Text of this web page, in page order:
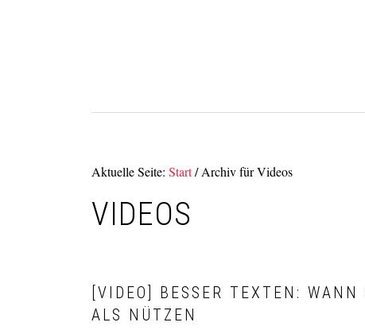
Aktuelle Seite:Start/Archiv für Videos
VIDEOS
[VIDEO] BESSER TEXTEN:
ALS NÜTZEN